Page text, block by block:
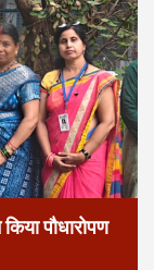
पौधारोपण